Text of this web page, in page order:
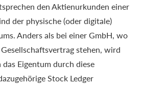
den Aktienurkunden einer
der physische (oder digitale)
Anders als bei einer GmbH, wo
stehen, wird
Eigentum durch diese
Stock Ledger